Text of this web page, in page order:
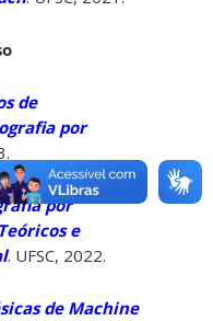
de
por
por
e
. UFSC, 2022.
de Machine